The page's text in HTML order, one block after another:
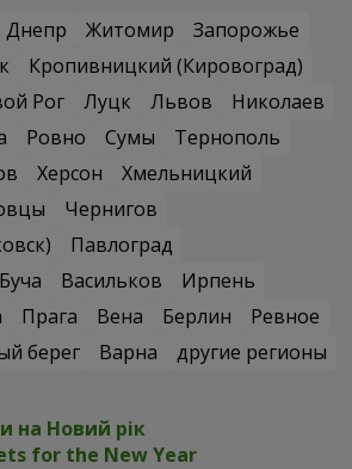
Днепр Житомир
Запорожье
Кропивницкий (Кировоград)
Рог Луцк Львов
Николаев
Ровно Сумы
Тернополь
Херсон
Хмельницкий
Чернигов
Павлоград
Буча Васильков
Ирпень
Прага Вена Берлин
Ревное
берег Варна
другие регионы
на Новий рік
for the New Year